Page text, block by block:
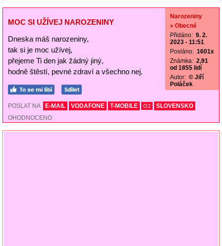
MOC SI UŽÍVEJ NAROZENINY
Dneska máš narozeniny,
tak si je moc užívej,
přejeme Ti den jak žádný jiný,
hodně štěstí, pevné zdraví a všechno nej.
Narozeniny
» Obecné
Přidáno: 9. 2.
2023 - 11:51
Posláno: 1601x
Známka: 2,91
od 1855 lidí
Autor: © Jiří
Poláček
POSLAT NA E-MAIL VODAFONE T-MOBILE O2
SLOVENSKO
OHODNOCENO